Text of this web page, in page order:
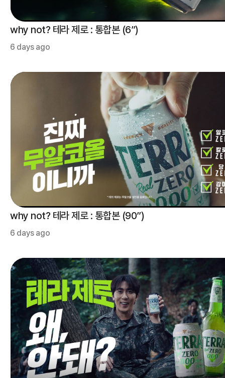
why not? 테라 제로 : 통합본 (6”)
6 days ago
why not? 테라 제로 : 통합본 (90”)
6 days ago